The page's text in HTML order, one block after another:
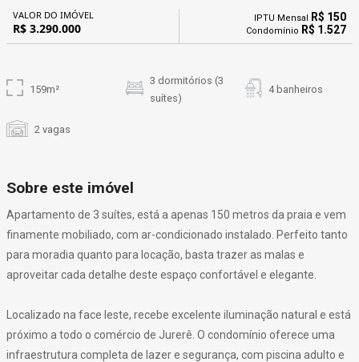
VALOR DO IMÓVEL
R$ 3.290.000
IPTU Mensal R$ 150
Condomínio R$ 1.527
159m²
3 dormitórios (3
suítes)
4 banheiros
2 vagas
Sobre este imóvel
Apartamento de 3 suítes, está a apenas 150 metros da praia e vem
finamente mobiliado, com ar-condicionado instalado. Perfeito tanto
para moradia quanto para locação, basta trazer as malas e
aproveitar cada detalhe deste espaço confortável e elegante.
Localizado na face leste, recebe excelente iluminação natural e está
próximo a todo o comércio de Jurerê. O condomínio oferece uma
infraestrutura completa de lazer e segurança, com piscina adulto e